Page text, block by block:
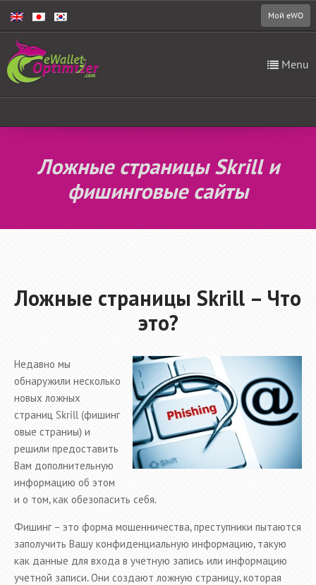
Мой eWO
Menu
Ложные страницы Skrill и
фишинговые сайты
Ложные страницы Skrill – Что
это?
Недавно мы
обнаружили несколько
новых ложных
страниц Skrill (фишинг
овые страниы) и
решили предоставить
Вам дополнительную
информацию об этом
и о том, как обезопасить себя.
Фишинг – это форма мошенничества, преступники пытаются
заполучить Вашу конфиденциальную информацию, такую
как данные для входа в учетную запись или информацию
учетной записи. Они создают ложную страницу, которая